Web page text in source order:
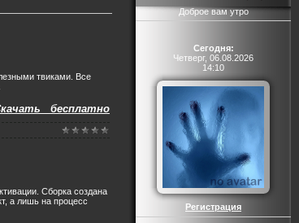
твиками. Все
бесплатно
Сборка создана
а лишь на процесс
Доброе вам утро
Сегодня:
Четверг, 06.08.2026
14:10
Регистрация